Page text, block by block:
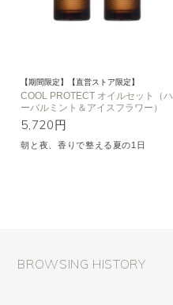
【期間限定】【直営ストア限定】
COOL PROTECT オイルセット（ハ
ーバルミント＆アイスフラワー）
5,720円
朝と夜、香りで整える夏の1日
BROWSING HISTORY